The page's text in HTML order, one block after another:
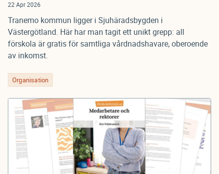
22 Apr 2026
Tranemo kommun ligger i Sjuhäradsbygden i
Västergötland. Här har man tagit ett unikt grepp: all
förskola är gratis för samtliga vårdnadshavare, oberoende
av inkomst.
Organisation